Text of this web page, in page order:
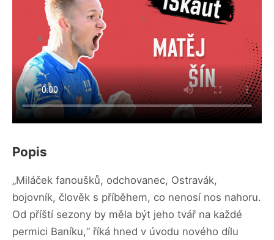
Popis
„Miláček fanoušků, odchovanec, Ostravák,
bojovník, člověk s příběhem, co nenosí nos nahoru.
Od příští sezony by měla být jeho tvář na každé
permici Baníku,“ říká hned v úvodu nového dílu